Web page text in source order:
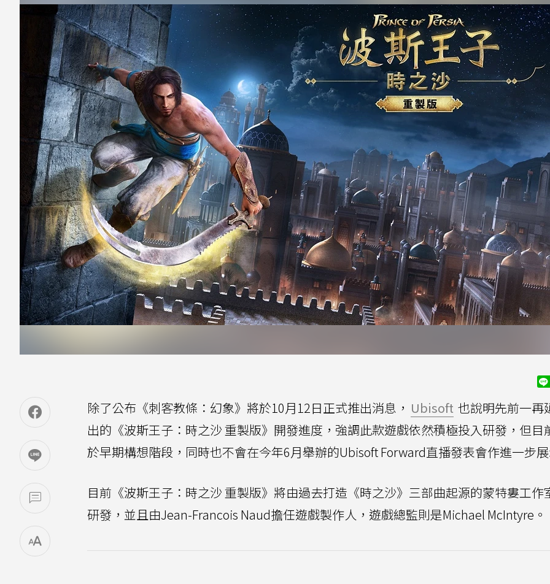
除了公布《刺客教條：幻象》將於10月12日正式推出消息， Ubisoft 也說明先前一再
出的《波斯王子：時之沙 重製版》開發進度，強調此款遊戲依然積極投入研發，但目
於早期構想階段，同時也不會在今年6月舉辦的Ubisoft Forward直播發表會作進一步
目前《波斯王子：時之沙 重製版》將由過去打造《時之沙》三部曲起源的蒙特婁工作
研發，並且由Jean-Francois Naud擔任遊戲製作人，遊戲總監則是Michael McIntyre。